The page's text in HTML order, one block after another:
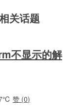
关话题
不显示的解
赞 (0)